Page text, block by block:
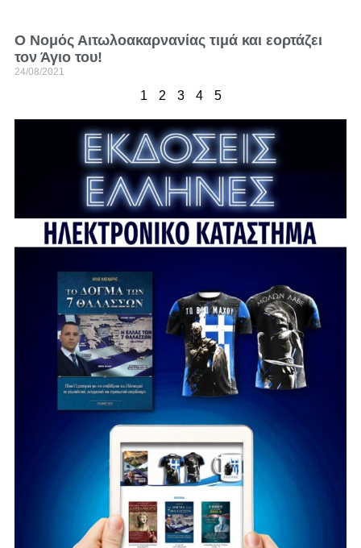
Ο Νομός Αιτωλοακαρνανίας τιμά και εορτάζει
τον Άγιο του!
24/08/2021
1 2 3 4 5